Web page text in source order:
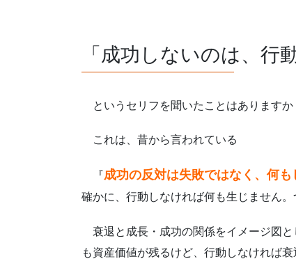
「成功しないのは、行
というセリフを聞いたことはありますか
これは、昔から言われている
『成功の反対は失敗ではなく、何も
確かに、行動しなければ何も生じません
衰退と成長・成功の関係をイメージ図
も資産価値が残るけど、行動しなければ